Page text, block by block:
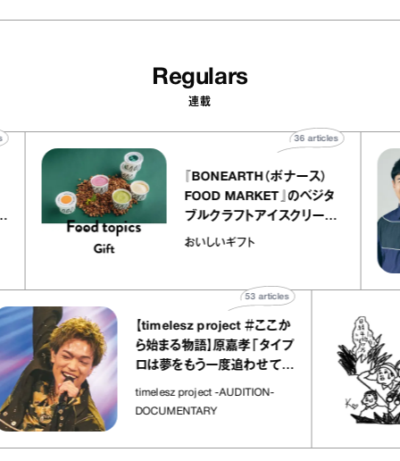
Regulars
連載
キャ
『BONEARTH（ボナース）
FOOD MARKET』のベジタ
ブルクラフトアイスクリーム
｜真野知子の「おいしいギフ
おいしいギフト
36articles
【timelesz project ＃ここか
ら始まる物語】原嘉孝「タイプ
ロは夢をもう一度追わせてく
timelesz project -AUDITION-
DOCUMENTARY
articles